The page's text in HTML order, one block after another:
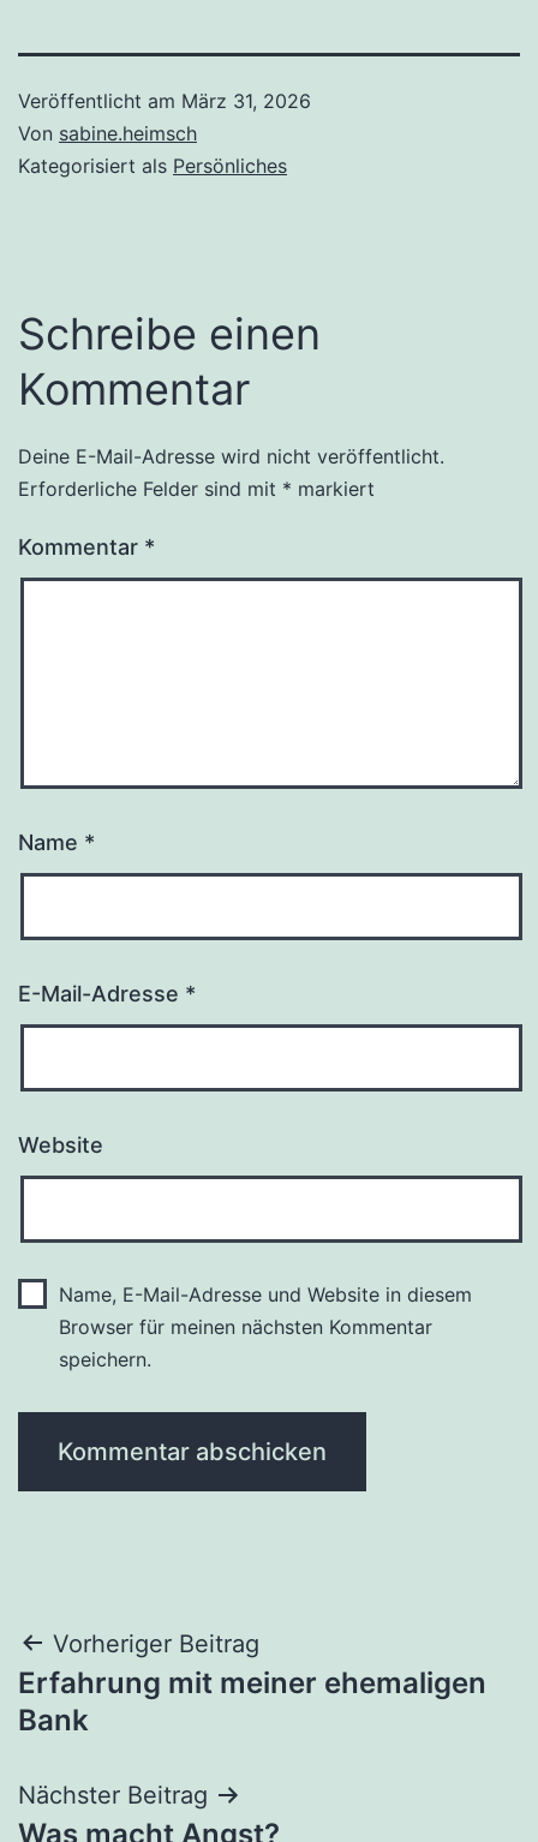
Veröffentlicht am März 31, 2026
Von sabine.heimsch
Kategorisiert als Persönliches
Schreibe einen
Kommentar
Deine E-Mail-Adresse wird nicht veröffentlicht.
Erforderliche Felder sind mit * markiert
Kommentar *
Name *
E-Mail-Adresse *
Website
Name, E-Mail-Adresse und Website in diesem
Browser für meinen nächsten Kommentar
speichern.
Beitragsnavigation
Vorheriger Beitrag
Erfahrung mit meiner ehemaligen
Bank
Nächster Beitrag
Was macht Angst?